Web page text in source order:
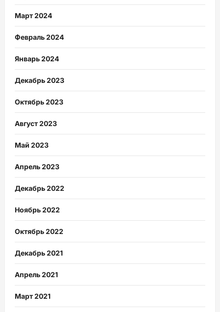
Март 2024
Февраль 2024
Январь 2024
Декабрь 2023
Октябрь 2023
Август 2023
Май 2023
Апрель 2023
Декабрь 2022
Ноябрь 2022
Октябрь 2022
Декабрь 2021
Апрель 2021
Март 2021